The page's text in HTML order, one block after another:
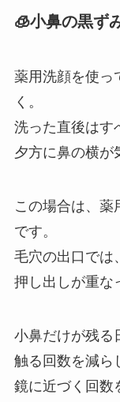
🧊小鼻の黒ず
薬用洗顔を使っ
く。
洗った直後はす
夕方に鼻の横が
この場合は、薬
です。
毛穴の出口では
押し出しが重な
小鼻だけが残る
触る回数を減ら
鏡に近づく回数